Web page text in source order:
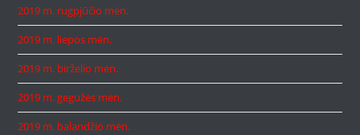
2019 m. rugpjūčio mėn.
2019 m. liepos mėn.
2019 m. birželio mėn.
2019 m. gegužės mėn.
2019 m. balandžio mėn.